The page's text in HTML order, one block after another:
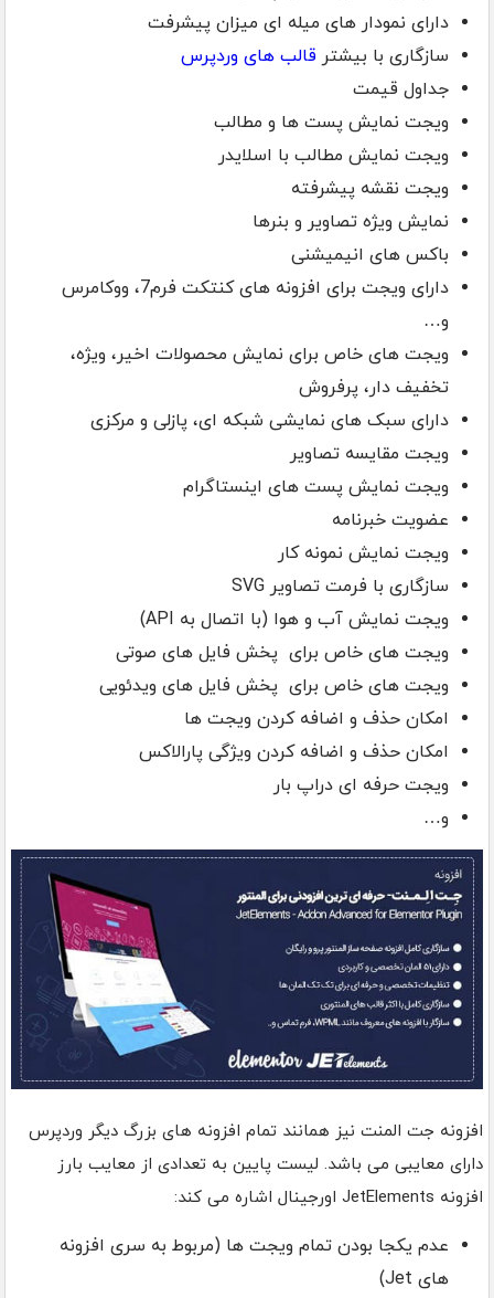
دارای نمودار های میله ای میزان پیشرفت
سازگاری با بیشتر قالب های وردپرس
جداول قیمت
ویجت نمایش پست ها و مطالب
ویجت نمایش مطالب با اسلایدر
ویجت نقشه پیشرفته
نمایش ویژه تصاویر و بنرها
باکس های انیمیشنی
دارای ویجت برای افزونه های کنتکت فرم7، ووکامرس
و…
ویجت های خاص برای نمایش محصولات اخیر، ویژه،
تخفیف دار، پرفروش
دارای سبک های نمایشی شبکه ای، پازلی و مرکزی
ویجت مقایسه تصاویر
ویجت نمایش پست های اینستاگرام
عضویت خبرنامه
ویجت نمایش نمونه کار
سازگاری با فرمت تصاویر SVG
ویجت نمایش آب و هوا (با اتصال به API)
ویجت های خاص برای پخش فایل های صوتی
ویجت های خاص برای پخش فایل های ویدئویی
امکان حذف و اضافه کردن ویجت ها
امکان حذف و اضافه کردن ویژگی پارالاکس
ویجت حرفه ای دراپ بار
و…
افزونه جت المنت نیز همانند تمام افزونه های بزرگ دیگر وردپرس
دارای معایبی می باشد. لیست پایین به تعدادی از معایب بارز
افزونه JetElements اورجینال اشاره می کند:
عدم یکجا بودن تمام ویجت ها (مربوط به سری افزونه
های Jet)